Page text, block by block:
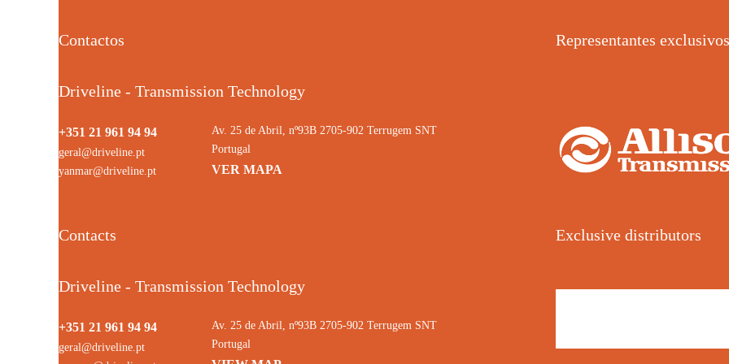
Contactos
Driveline - Transmission Technology
+351 21 961 94 94
geral@driveline.pt
yanmar@driveline.pt
Av. 25 de Abril, nº93B 2705-902 Terrugem SNT
Portugal
VER MAPA
Representantes exclusivos
Contacts
Driveline - Transmission Technology
+351 21 961 94 94
geral@driveline.pt
Av. 25 de Abril, nº93B 2705-902 Terrugem SNT
Portugal
Exclusive distributors